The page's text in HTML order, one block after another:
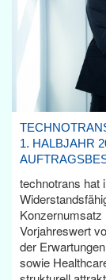
1. HALBJAHR
technotrans hat
Konzernumsatz
Vorjahreswert
der
sowie